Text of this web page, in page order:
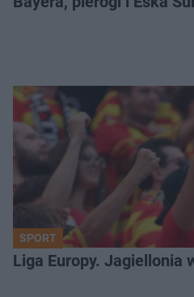
SPORT
Liga Europy. Jagiellonia